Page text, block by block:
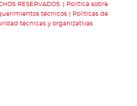
RESERVADOS.
Política sobre
técnicos
Polìticas de
técnicas y organizativas